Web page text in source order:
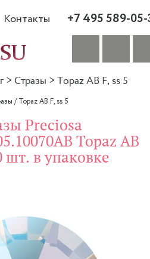
Контакты +7 495 589-
> Стразы > Topaz AB F, ss 5
/Topaz AB F, ss 5
Preciosa
Topaz AB
шт. в упаковке